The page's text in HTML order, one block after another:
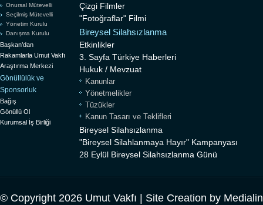
Onursal Mütevelli
Seçilmiş Mütevelli
Yönetim Kurulu
Danışma Kurulu
Başkan’dan
Rakamlarla Umut Vakfı
Araştırma Merkezi
Gönüllülük ve
Sponsorluk
Bağış
Gönüllü Ol
Kurumsal İş Birliği
Çizgi Filmler
"Fotoğraflar" Filmi
Bireysel Silahsızlanma
Etkinlikler
3. Sayfa Türkiye Haberleri
Hukuk / Mevzuat
Kanunlar
Yönetmelikler
Tüzükler
Kanun Tasarı ve Teklifleri
Bireysel Silahsızlanma
"Bireysel Silahlanmaya Hayır" Kampanyası
28 Eylül Bireysel Silahsızlanma Günü
© Copyright 2026 Umut Vakfı | Site Creation by